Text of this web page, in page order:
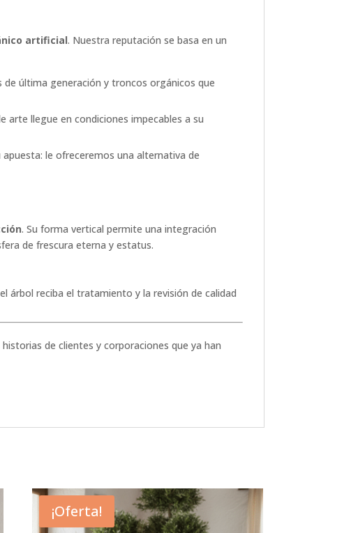
artificial. Nuestra reputación se basa en un
última generación y troncos orgánicos que
arte llegue en condiciones impecables a su
le ofreceremos una alternativa de
. Su forma vertical permite una integración
de frescura eterna y estatus.
árbol reciba el tratamiento y la revisión de calidad
historias de clientes y corporaciones que ya han
¡Oferta!